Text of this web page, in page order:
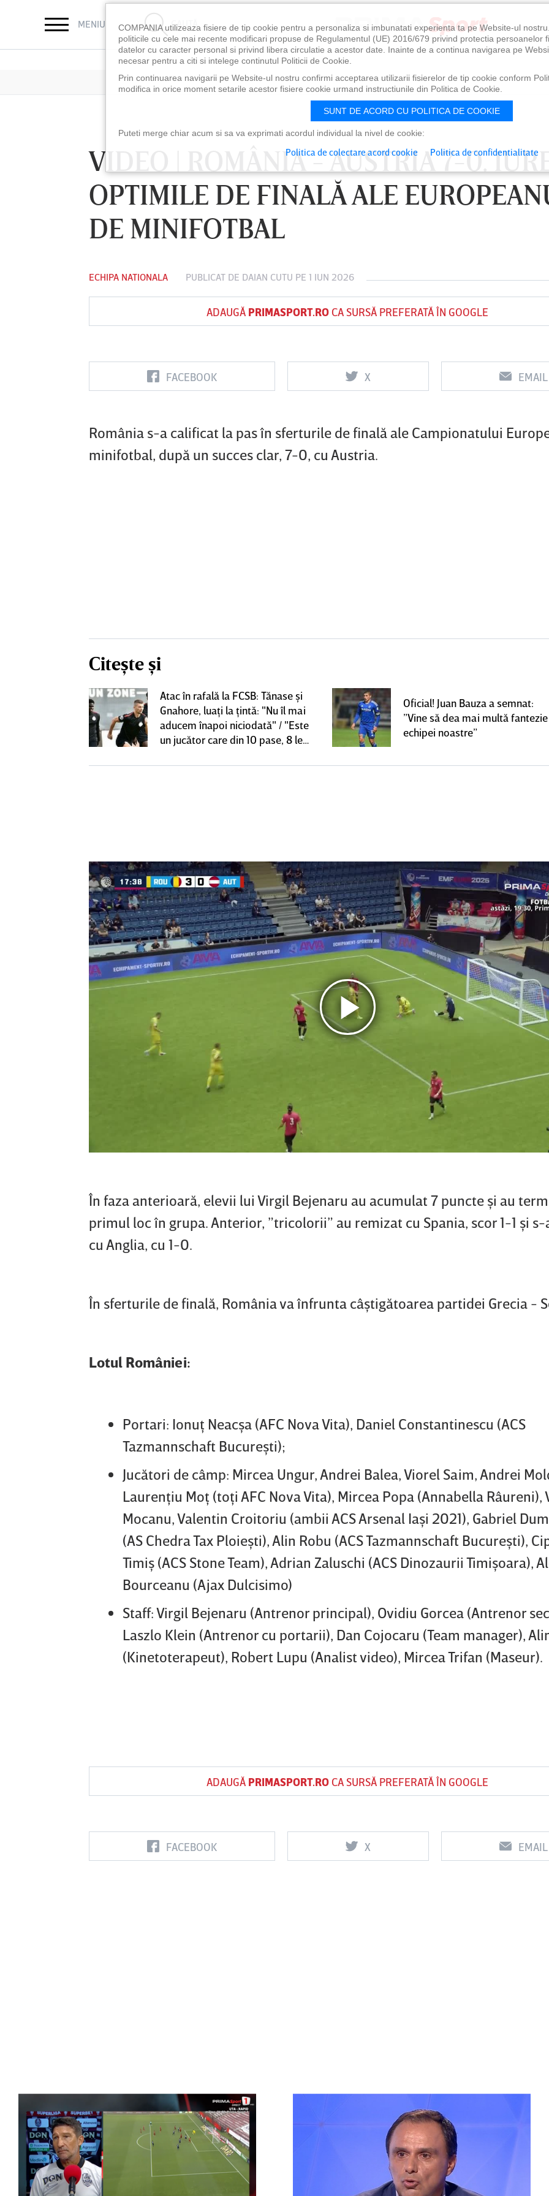
MENIU CAUTĂ
VIDEO | ROMÂNIA - AUSTRIA 7-0.
OPTIMILE DE FINALĂ ALE
DE MINIFOTBAL
ECHIPA NATIONALA PUBLICAT DE DAIAN CUTU PE 1 IUN 2026
ADAUGĂ PRIMASPORT.ROCA SURSĂ PREFERATĂ ÎN GOOGLE
FACEBOOK X EMAIL
România s-a calificat la pas în sferturile de finală ale Campionatului
minifotbal, după un succes clar, 7-0, cu Austria.
Citește și
Atac în rafală la FCSB: Tănase şi
Gnahore, luaţi la ţintă: "Nu îl mai
aducem înapoi niciodată" / "Este
un jucător care din 10 pase, 8 le
Oficial! Juan Bauza a semnat:
”Vine să dea mai multă fantezie
echipei noastre”
În faza anterioară, elevii lui Virgil Bejenaru au acumulat 7 puncte şi au
primul loc în grupa. Anterior, ”tricolorii” au remizat cu Spania, scor 1-1 şi
cu Anglia, cu 1-0.
În sferturile de finală, România va înfrunta câştigătoarea partidei Grecia -
Lotul României:
Portari: Ionuţ Neacşa (AFC Nova Vita), Daniel Constantinescu (ACS
Tazmannschaft Bucureşti);
Jucători de câmp: Mircea Ungur, Andrei Balea, Viorel Saim, Andrei
Laurenţiu Moţ (toţi AFC Nova Vita), Mircea Popa (Annabella Râureni),
Mocanu, Valentin Croitoriu (ambii ACS Arsenal Iaşi 2021), Gabriel
(AS Chedra Tax Ploieşti), Alin Robu (ACS Tazmannschaft Bucureşti),
Timiş (ACS Stone Team), Adrian Zaluschi (ACS Dinozaurii Timişoara),
Bourceanu (Ajax Dulcisimo)
Staff: Virgil Bejenaru (Antrenor principal), Ovidiu Gorcea (Antrenor
Laszlo Klein (Antrenor cu portarii), Dan Cojocaru (Team manager),
(Kinetoterapeut), Robert Lupu (Analist video), Mircea Trifan (Maseur).
ADAUGĂ PRIMASPORT.ROCA SURSĂ PREFERATĂ ÎN GOOGLE
FACEBOOK X EMAIL
FC Botoşani
Vs
Corvinul
Hunedoara
Sepsi OSK Sf
Vs
FCSB UTA Arad
Vs
Rapid
COMPANIA utilizeaza fisiere de tip cookie pentru a personaliza si imbunatati experienta ta pe Website-ul
politicile cu cele mai recente modificari propuse de Regulamentul (UE) 2016/679 privind protectia persoanelor
datelor cu caracter personal si privind libera circulatie a acestor date. Inainte de a continua navigarea pe
necesar pentru a citi si intelege continutul Politicii de Cookie.
Prin continuarea navigarii pe Website-ul nostru confirmi acceptarea utilizarii fisierelor de tip cookie conform
modifica in orice moment setarile acestor fisiere cookie urmand instructiunile din Politica de Cookie.
SUNT DE ACORD CU POLITICA DE COOKIE
Puteti merge chiar acum si sa va exprimati acordul individual la nivel de cookie:
Politica de colectare acord cookie Politica de confidentialitate